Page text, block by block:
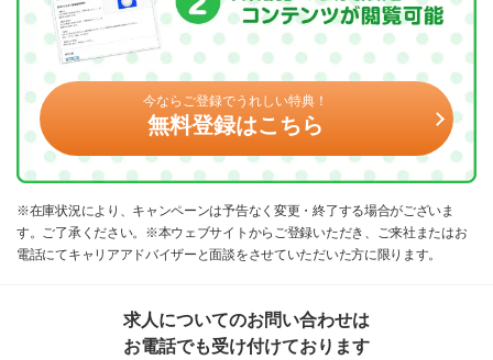
今ならご登録でうれしい特典！
無料登録はこちら
※在庫状況により、キャンペーンは予告なく変更・終了する場合がございま
す。ご了承ください。※本ウェブサイトからご登録いただき、ご来社またはお
電話にてキャリアアドバイザーと面談をさせていただいた方に限ります。
求人についてのお問い合わせは
お電話でも受け付けております